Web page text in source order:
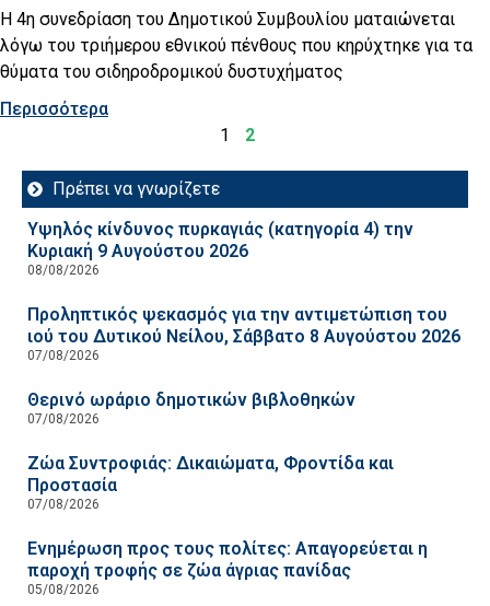
Η 4η συνεδρίαση του Δημοτικού Συμβουλίου ματαιώνεται
λόγω του τριήμερου εθνικού πένθους που κηρύχτηκε για τα
θύματα του σιδηροδρομικού δυστυχήματος
Περισσότερα
1
2
Πρέπει να γνωρίζετε
Υψηλός κίνδυνος πυρκαγιάς (κατηγορία 4) την
Κυριακή 9 Αυγούστου 2026
08/08/2026
Προληπτικός ψεκασμός για την αντιμετώπιση του
ιού του Δυτικού Νείλου, Σάββατο 8 Αυγούστου 2026
07/08/2026
Θερινό ωράριο δημοτικών βιβλοθηκών
07/08/2026
Ζώα Συντροφιάς: Δικαιώματα, Φροντίδα και
Προστασία
07/08/2026
Ενημέρωση προς τους πολίτες: Απαγορεύεται η
παροχή τροφής σε ζώα άγριας πανίδας
05/08/2026